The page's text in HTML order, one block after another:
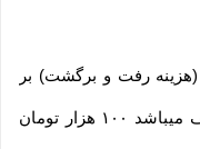
(هزینه رفت و برگشت) بر
عهده مشتری می باشد و مشتری موظف میباشد ۱۰۰ هزار تومان